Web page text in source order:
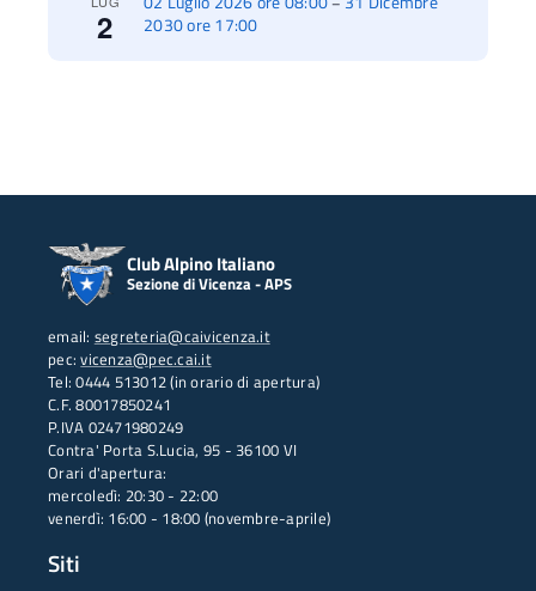
2
2030 ore 17:00
Club Alpino Italiano
Sezione di Vicenza - APS
email: segreteria@caivicenza.it
pec:vicenza@pec.cai.it
Tel: 0444 513012 (in orario di apertura)
C.F. 80017850241
P.IVA 02471980249
Contra' Porta S.Lucia, 95 - 36100 VI
Orari d'apertura:
mercoledì: 20:30 - 22:00
venerdì: 16:00 - 18:00 (novembre-aprile)
Siti